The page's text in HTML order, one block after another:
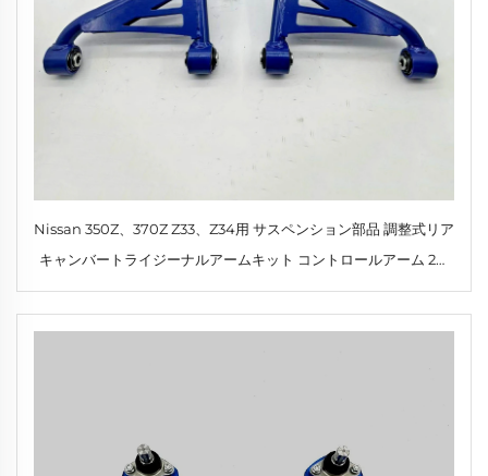
Nissan 350Z、370Z Z33、Z34用 サスペンション部品 調整式リア
キャンバートライジーナルアームキット コントロールアーム 2個
セット